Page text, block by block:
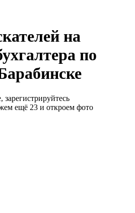
на
по
ещё 23 и откроем фото